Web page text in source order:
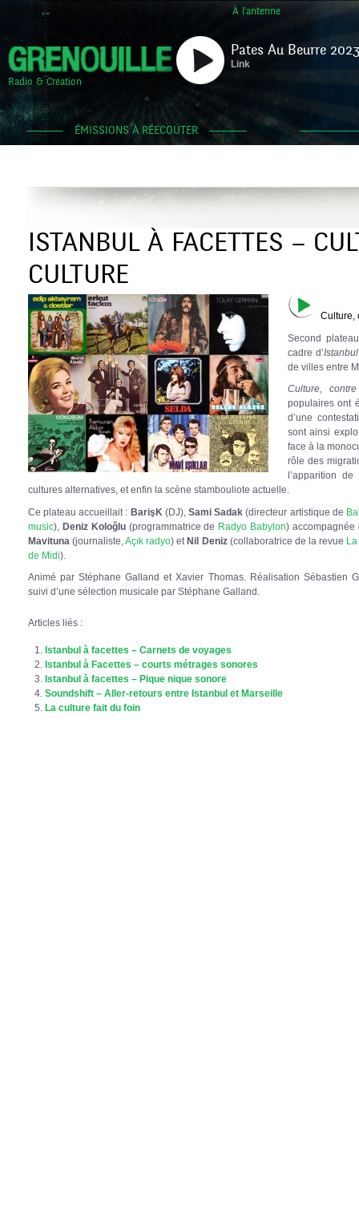
À l'antenne
Radio & Création
Pates Au Beurre
Link
ÉMISSIONS À RÉECOUTER
ISTANBUL À FACETTES –
CULTURE
Culture,
Second
cadre d’
de villes entre
Culture,
populaires ont
d’une
sont ainsi
face à la
rôle des
l’apparition
cultures alternatives, et enfin la scène stambouliote actuelle.
Ce plateau accueillait : BarişK (DJ),Sami Sadak (directeur artistique de
music), Deniz Koloğlu(programmatrice de Radyo Babylon) accompagnée
Mavituna (journaliste, Açık radyo) etNil Deniz(collaboratrice de la revue
de Midi).
Animé par Stéphane Galland et Xavier Thomas. Réalisation Sébastien
suivi d’une sélection musicale par Stéphane Galland.
Articles liés :
Istanbul à facettes – Carnets de voyages
Istanbul à Facettes – courts métrages sonores
Istanbul à facettes – Pique nique sonore
Soundshift – Aller-retours entre Istanbul et Marseille
La culture fait du foin